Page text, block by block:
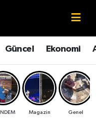
Güncel Ekonomi
Magazin Genel
Haritası